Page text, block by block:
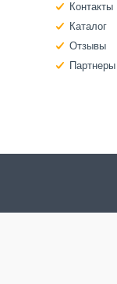
Контакты
Каталог
Отзывы
Партнеры